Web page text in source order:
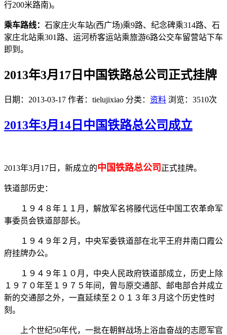
行200米路南)。
乘车路线： 石家庄火车站(西广场)乘9路、纪念碑乘314路、石
家庄北站乘301路、运河桥客运站乘旅游6路公交车留营站下车
即到。
2013年3月17日中国铁路总公司正式挂牌
日期：2013-03-17 作者：tielujixiao 分类： 资料 浏览：3510次
2013年3月14日中国铁路总公司成立
2013年3月17日，新成立的中国铁路总公司 正式挂牌。
铁道部历史：
１９４８年１１月，解放军名将滕代远任中国工农革命军
事委员会铁道部部长。
１９４９年２月，中央军委铁道部在北平王府井南口霞公
府挂牌办公。
１９４９年１０月，中央人民政府铁道部成立，历史上除
１９７０年至１９７５年间，曾与原交通部、邮电部合并成立
新的交通部之外，一直延续至２０１３年３月这个历史性时
刻。
上个世纪50年代，一批在朝鲜战场上浴血奋战的志愿军官